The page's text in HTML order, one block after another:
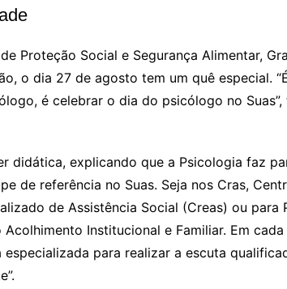
Proteção Social e Segurança Alimentar,
o dia 27 de agosto tem um quê especial.
é celebrar o dia do psicólogo no
didática, explicando que a Psicologia faz
de referência no Suas. Seja nos Cras,
de Assistência Social (Creas) ou para
Acolhimento Institucional e Familiar. Em
para realizar a escuta